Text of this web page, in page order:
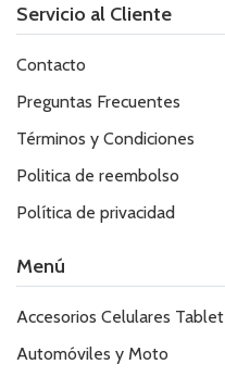
Servicio al Cliente
Contacto
Preguntas Frecuentes
Términos y Condiciones
Politica de reembolso
Política de privacidad
Menú
Accesorios Celulares Tablet
Automóviles y Moto